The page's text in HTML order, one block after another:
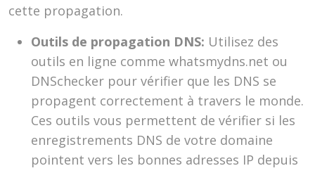
cette propagation.
Outils de propagation DNS: Utilisez des
outils en ligne comme whatsmydns.net ou
DNSchecker pour vérifier que les DNS se
propagent correctement à travers le monde.
Ces outils vous permettent de vérifier si les
enregistrements DNS de votre domaine
pointent vers les bonnes adresses IP depuis